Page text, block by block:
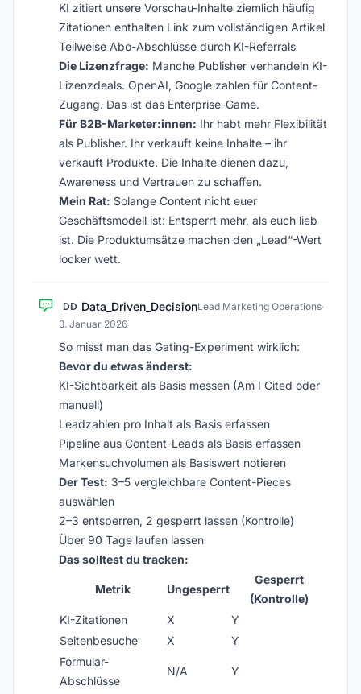
KI zitiert unsere Vorschau-Inhalte ziemlich häufig
Zitationen enthalten Link zum vollständigen Artikel
Teilweise Abo-Abschlüsse durch KI-Referrals
Die Lizenzfrage: Manche Publisher verhandeln KI-
Lizenzdeals. OpenAI, Google zahlen für Content-
Zugang. Das ist das Enterprise-Game.
Für B2B-Marketer:innen: Ihr habt mehr Flexibilität
als Publisher. Ihr verkauft keine Inhalte – ihr
verkauft Produkte. Die Inhalte dienen dazu,
Awareness und Vertrauen zu schaffen.
Mein Rat: Solange Content nicht euer
Geschäftsmodell ist: Entsperrt mehr, als euch lieb
ist. Die Produktumsätze machen den „Lead“-Wert
locker wett.
DD Data_Driven_DecisionLead Marketing Operations·
3. Januar 2026
So misst man das Gating-Experiment wirklich:
Bevor du etwas änderst:
KI-Sichtbarkeit als Basis messen (Am I Cited oder
manuell)
Leadzahlen pro Inhalt als Basis erfassen
Pipeline aus Content-Leads als Basis erfassen
Markensuchvolumen als Basiswert notieren
Der Test: 3–5 vergleichbare Content-Pieces
auswählen
2–3 entsperren, 2 gesperrt lassen (Kontrolle)
Über 90 Tage laufen lassen
Das solltest du tracken:
Metrik Ungesperrt
Gesperrt
(Kontrolle)
KI-Zitationen
X
Y
Seitenbesuche
X
Y
Formular-
Abschlüsse
N/A Y